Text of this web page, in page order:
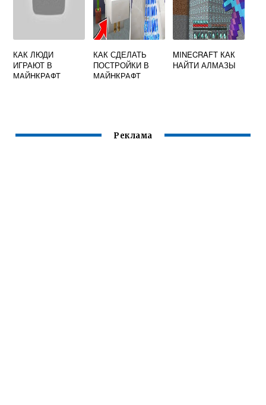
КАК ЛЮДИ
ИГРАЮТ В
МАЙНКРАФТ
КАК СДЕЛАТЬ
ПОСТРОЙКИ В
МАЙНКРАФТ
MINECRAFT КАК
НАЙТИ АЛМАЗЫ
Реклама